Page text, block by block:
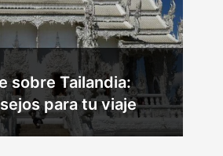
sobre Tailandia:
para tu viaje